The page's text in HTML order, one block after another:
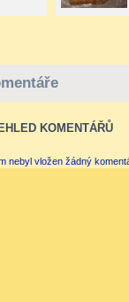
KOMENTÁŘŮ
nebyl vložen žádný